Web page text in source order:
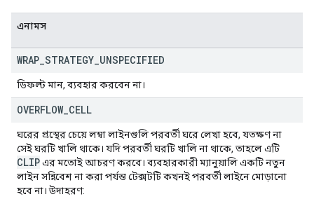
এনামস
WRAP STRATEGY UNSPECIFIED
ডিফল্ট মান, ব্যবহার করবেন না।
OVERFLOW_ CELL
ঘরের প্রস্থের চেয়ে লম্বা লাইনগুলি পরবর্তী ঘরে লেখা হবে, যতক্ষণ না
সেই ঘরটি খালি থাকে। যদি পরবর্তী ঘরটি খালি না থাকে, তাহলে এটি
CLIPএর মতোই আচরণ করবে। ব্যবহারকারী ম্যানুয়ালি একটি নতুন
লাইন সন্নিবেশ না করা পর্যন্ত টেক্সটটি কখনই পরবর্তী লাইনে মোড়ানো
হবে না। উদাহরণ: